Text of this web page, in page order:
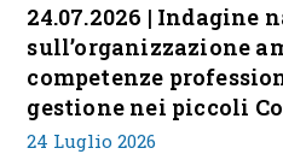
24.07.2026 | Indagine
sull’organizzazione
competenze
gestione nei piccoli
24 Luglio 2026